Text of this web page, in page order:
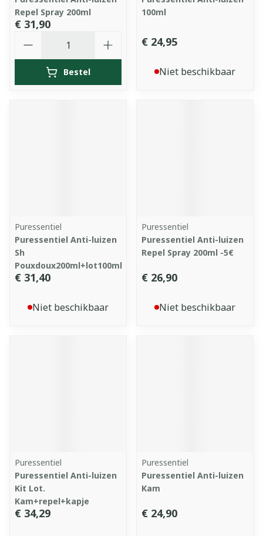
Repel Spray 200ml
€ 31,90
Bestel
100ml
€ 24,95
Niet beschikbaar
Puressentiel
Puressentiel Anti-luizen
Sh
Pouxdoux200ml+lot100ml
€ 31,40
Niet beschikbaar
Puressentiel
Puressentiel Anti-luizen
Repel Spray 200ml -5€
€ 26,90
Niet beschikbaar
Puressentiel
Puressentiel Anti-luizen
Kit Lot.
Kam+repel+kapje
€ 34,29
Puressentiel
Puressentiel Anti-luizen
Kam
€ 24,90